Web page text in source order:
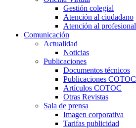
Gestión colegial
Atención al ciudadano
Atención al profesional
Comunicación
Actualidad
Noticias
Publicaciones
Documentos técnicos
Publicaciones COTOC
Artículos COTOC
Otras Revistas
Sala de prensa
Imagen corporativa
Tarifas publicidad